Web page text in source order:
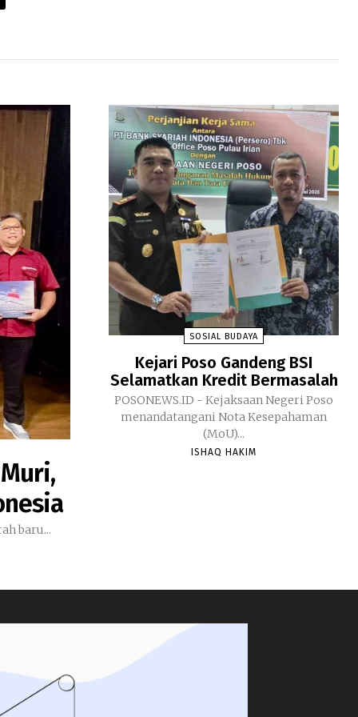
baru...
SOSIAL BUDAYA
Kejari Poso Gandeng BSI
Selamatkan Kredit Bermasalah
POSONEWS.ID - Kejaksaan Negeri Poso
menandatangani Nota Kesepahaman
(MoU)...
ISHAQ HAKIM